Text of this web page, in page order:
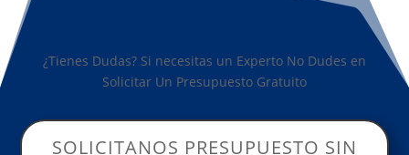
¿Tienes Dudas? Si necesitas un Experto No Dudes en
Solicitar Un Presupuesto Gratuito
SOLICITANOS PRESUPUESTO SIN